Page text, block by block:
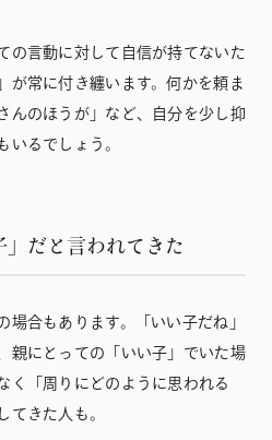
の言動に対して自信が持てないた
が常に付き纏います。何かを頼ま
んのほうが」など、自分を少し抑
いるでしょう。
だと言われてきた
場合もあります。「いい子だね」
親にとっての「いい子」でいた場
く「周りにどのように思われる
てきた人も。